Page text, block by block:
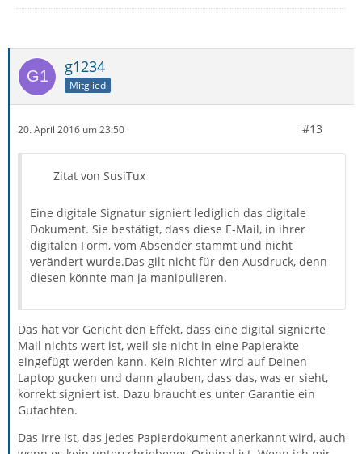
g1234
Mitglied
20. April 2016 um 23:50 #13
Zitat von SusiTux
Eine digitale Signatur signiert lediglich das digitale
Dokument. Sie bestätigt, dass diese E-Mail, in ihrer
digitalen Form, vom Absender stammt und nicht
verändert wurde.Das gilt nicht für den Ausdruck, denn
diesen könnte man ja manipulieren.
Das hat vor Gericht den Effekt, dass eine digital signierte
Mail nichts wert ist, weil sie nicht in eine Papierakte
eingefügt werden kann. Kein Richter wird auf Deinen
Laptop gucken und dann glauben, dass das, was er sieht,
korrekt signiert ist. Dazu braucht es unter Garantie ein
Gutachten.
Das Irre ist, das jedes Papierdokument anerkannt wird, auch